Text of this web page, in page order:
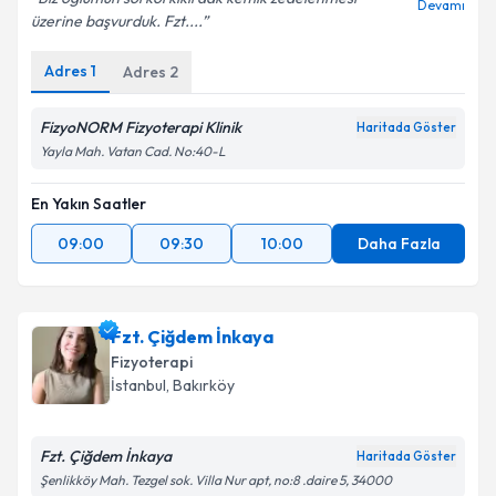
Kişisel verilerimin işlenmesine ilişkin
Metni'ni okudum ve kişisel verilerimin belirtilen
Takvim Talebini Gönder
üzerine başvurduk. Fzt....
Devamı
Adres 1 Adres 2
FizyoNORM Fizyoterapi Klinik Haritada Göster
Yayla Mah. Vatan Cad. No:40-L
En Yakın Saatler
09:00
09:30 10:00 Daha Fazla
Fzt. Çiğdem İnkaya
Fizyoterapi
İstanbul, Bakırköy
Fzt. Çiğdem İnkaya Haritada Göster
Şenlikköy Mah. Tezgel sok. Villa Nur apt, no:8 .daire 5, 34000